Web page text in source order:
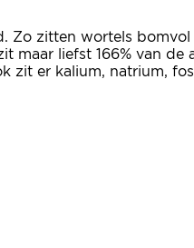
Zo zitten wortels
liefst 166% van de
zit er kalium, natrium,